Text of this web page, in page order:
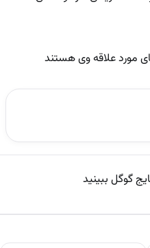
مورد علاقه وی هستند
گوگل ببینید